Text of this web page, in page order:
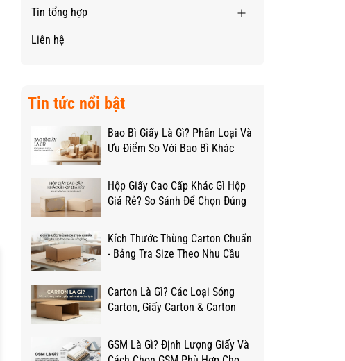
Tin tổng hợp
Liên hệ
Tin tức nổi bật
Bao Bì Giấy Là Gì? Phân Loại Và
Ưu Điểm So Với Bao Bì Khác
Hộp Giấy Cao Cấp Khác Gì Hộp
Giá Rẻ? So Sánh Để Chọn Đúng
Kích Thước Thùng Carton Chuẩn
- Bảng Tra Size Theo Nhu Cầu
Carton Là Gì? Các Loại Sóng
Carton, Giấy Carton & Carton
GSM Là Gì? Định Lượng Giấy Và